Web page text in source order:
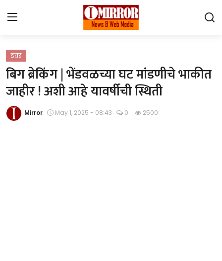
Home
महाराष्ट्र
इतर
बिग ब्रेकिंग | भेंडवळच्या घट मांडणीचे भाकीत
जाहीर ! अशी आहे यावर्षीची स्थिती
Mirror May 1, 2025 - 08:43 0 2500